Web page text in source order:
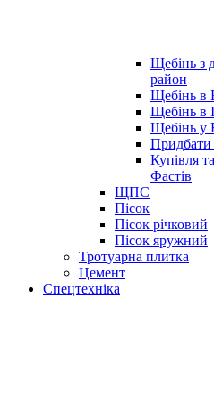
Щебінь з
район
Щебінь в
Щебінь в
Щебінь у
Придбати
Купівля
Фастів
ЩПС
Пісок
Пісок річковий
Пісок яружний
Тротуарна плитка
Цемент
Спецтехніка